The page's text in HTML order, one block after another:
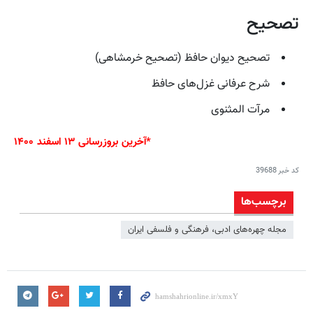
تصحیح
تصحیح دیوان حافظ (تصحیح خرمشاهی)
شرح عرفانی غزل‌های حافظ
مرآت المثنوی
*آخرین بروزرسانی ۱۳ اسفند ۱۴۰۰
کد خبر39688
برچسب‌ها
مجله چهره‌های ادبی، فرهنگی و فلسفی ایران